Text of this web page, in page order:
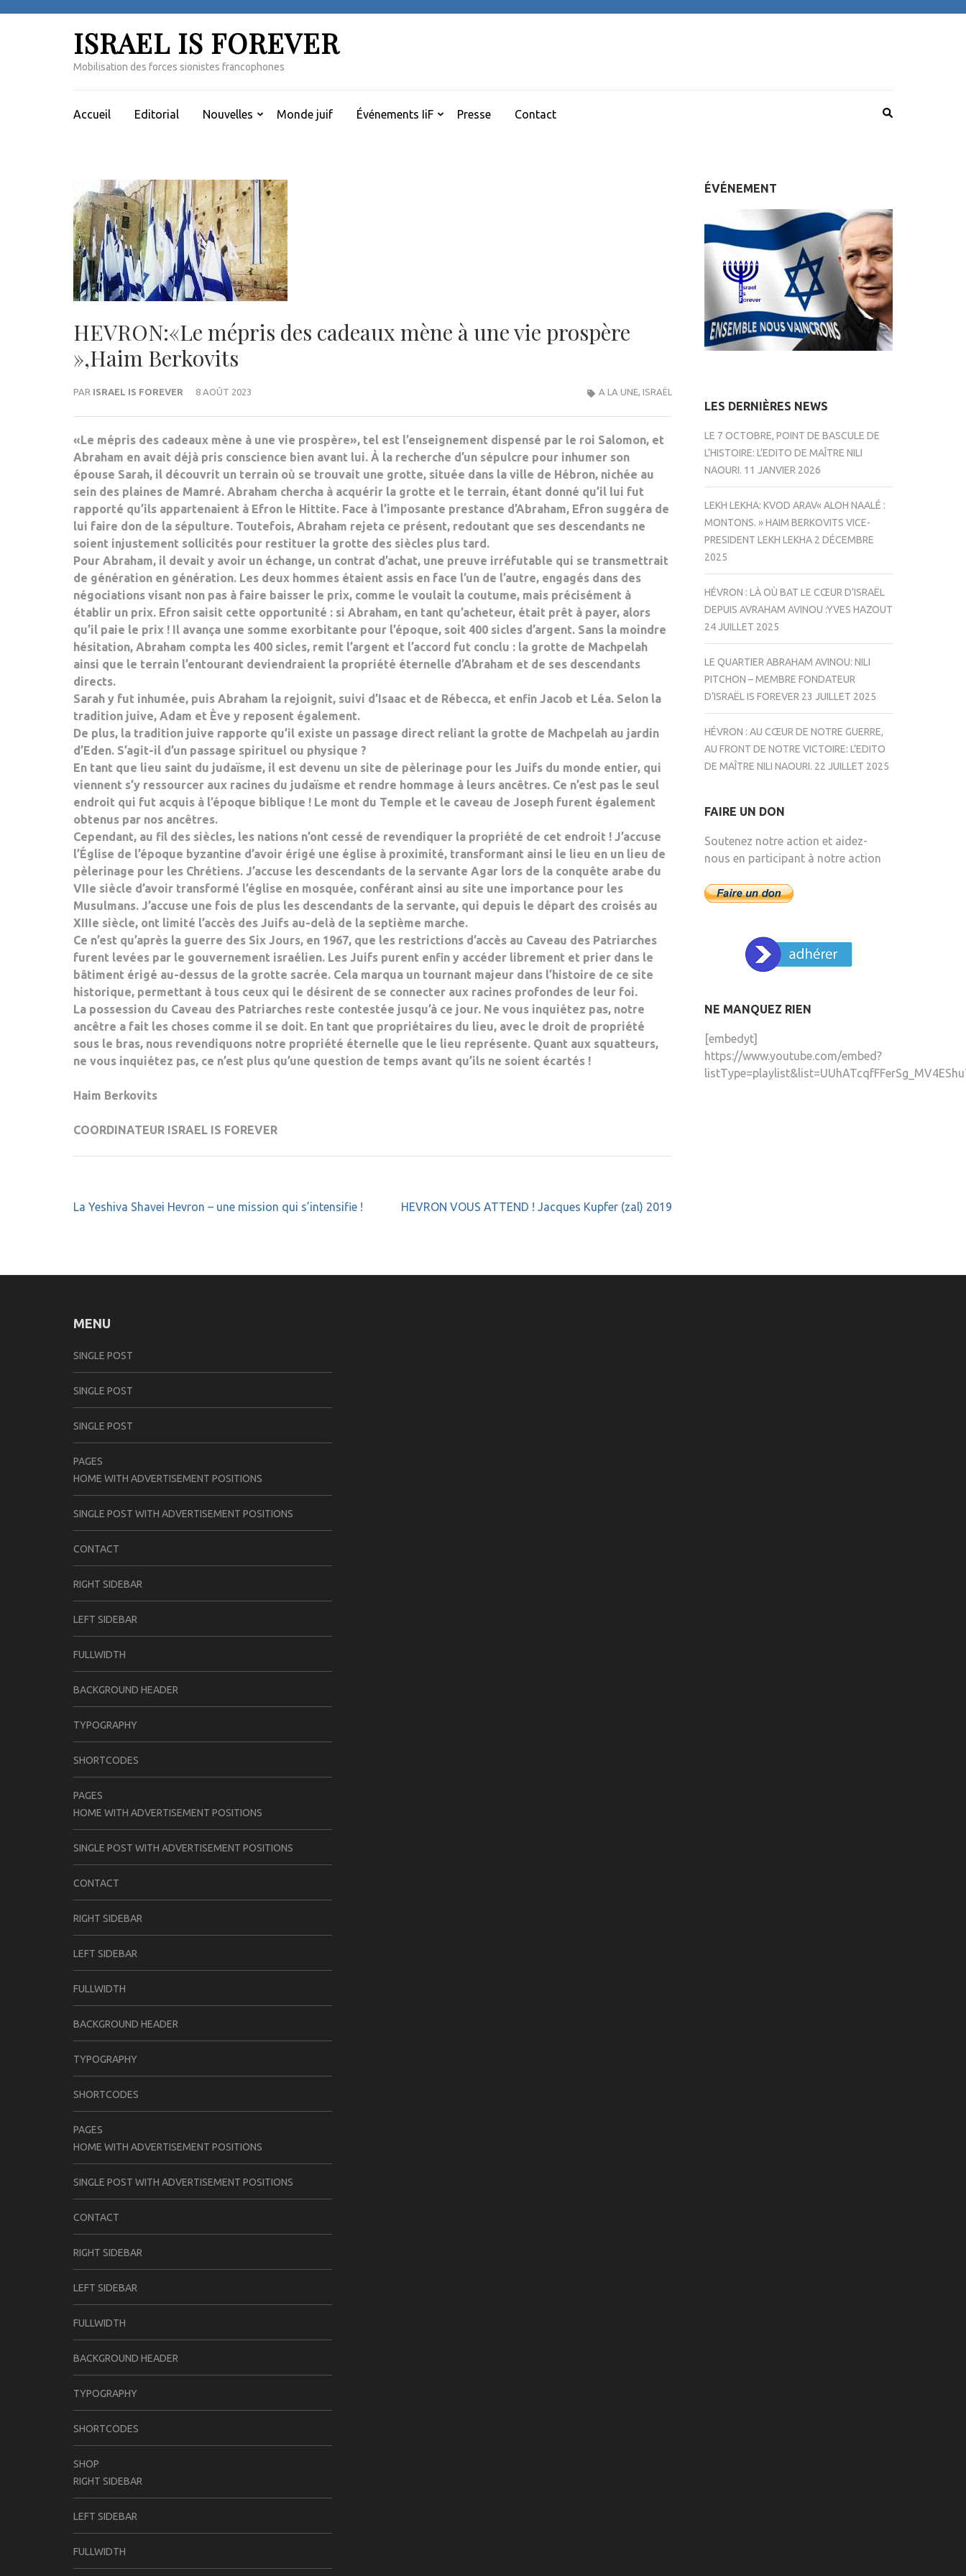
ISRAEL IS FOREVER
Mobilisation des forces sionistes francophones
Accueil Editorial Nouvelles Monde juif Événements IiF Presse Contact
HEVRON:«Le mépris des cadeaux mène à une vie prospère
»,Haim Berkovits
PAR ISRAEL IS FOREVER 8 AOÛT 2023 A LA UNE, ISRAËL
«Le mépris des cadeaux mène à une vie prospère», tel est l’enseignement dispensé par le roi Salomon, et
Abraham en avait déjà pris conscience bien avant lui. À la recherche d’un sépulcre pour inhumer son
épouse Sarah, il découvrit un terrain où se trouvait une grotte, située dans la ville de Hébron, nichée au
sein des plaines de Mamré. Abraham chercha à acquérir la grotte et le terrain, étant donné qu’il lui fut
rapporté qu’ils appartenaient à Efron le Hittite. Face à l’imposante prestance d’Abraham, Efron suggéra de
lui faire don de la sépulture. Toutefois, Abraham rejeta ce présent, redoutant que ses descendants ne
soient injustement sollicités pour restituer la grotte des siècles plus tard.
Pour Abraham, il devait y avoir un échange, un contrat d’achat, une preuve irréfutable qui se transmettrait
de génération en génération. Les deux hommes étaient assis en face l’un de l’autre, engagés dans des
négociations visant non pas à faire baisser le prix, comme le voulait la coutume, mais précisément à
établir un prix. Efron saisit cette opportunité : si Abraham, en tant qu’acheteur, était prêt à payer, alors
qu’il paie le prix ! Il avança une somme exorbitante pour l’époque, soit 400 sicles d’argent. Sans la moindre
hésitation, Abraham compta les 400 sicles, remit l’argent et l’accord fut conclu : la grotte de Machpelah
ainsi que le terrain l’entourant deviendraient la propriété éternelle d’Abraham et de ses descendants
directs.
Sarah y fut inhumée, puis Abraham la rejoignit, suivi d’Isaac et de Rébecca, et enfin Jacob et Léa. Selon la
tradition juive, Adam et Ève y reposent également.
De plus, la tradition juive rapporte qu’il existe un passage direct reliant la grotte de Machpelah au jardin
d’Eden. S’agit-il d’un passage spirituel ou physique ?
En tant que lieu saint du judaïsme, il est devenu un site de pèlerinage pour les Juifs du monde entier, qui
viennent s’y ressourcer aux racines du judaïsme et rendre hommage à leurs ancêtres. Ce n’est pas le seul
endroit qui fut acquis à l’époque biblique ! Le mont du Temple et le caveau de Joseph furent également
obtenus par nos ancêtres.
Cependant, au fil des siècles, les nations n’ont cessé de revendiquer la propriété de cet endroit ! J’accuse
l’Église de l’époque byzantine d’avoir érigé une église à proximité, transformant ainsi le lieu en un lieu de
pèlerinage pour les Chrétiens. J’accuse les descendants de la servante Agar lors de la conquête arabe du
VIIe siècle d’avoir transformé l’église en mosquée, conférant ainsi au site une importance pour les
Musulmans. J’accuse une fois de plus les descendants de la servante, qui depuis le départ des croisés au
XIIIe siècle, ont limité l’accès des Juifs au-delà de la septième marche.
Ce n’est qu’après la guerre des Six Jours, en 1967, que les restrictions d’accès au Caveau des Patriarches
furent levées par le gouvernement israélien. Les Juifs purent enfin y accéder librement et prier dans le
bâtiment érigé au-dessus de la grotte sacrée. Cela marqua un tournant majeur dans l’histoire de ce site
historique, permettant à tous ceux qui le désirent de se connecter aux racines profondes de leur foi.
La possession du Caveau des Patriarches reste contestée jusqu’à ce jour. Ne vous inquiétez pas, notre
ancêtre a fait les choses comme il se doit. En tant que propriétaires du lieu, avec le droit de propriété
sous le bras, nous revendiquons notre propriété éternelle que le lieu représente. Quant aux squatteurs,
ne vous inquiétez pas, ce n’est plus qu’une question de temps avant qu’ils ne soient écartés !
Haim Berkovits
COORDINATEUR ISRAEL IS FOREVER
Navigation
La Yeshiva Shavei Hevron – une mission qui s’intensifie ! HEVRON VOUS ATTEND ! Jacques Kupfer (zal) 2019
ÉVÉNEMENT
LES DERNIÈRES NEWS
LE 7 OCTOBRE, POINT DE BASCULE DE
L’HISTOIRE: L’EDITO DE MAÎTRE NILI
NAOURI. 11 JANVIER 2026
LEKH LEKHA: KVOD ARAV« ALOH NAALÉ :
MONTONS. » HAIM BERKOVITS VICE-
PRESIDENT LEKH LEKHA 2 DÉCEMBRE
2025
HÉVRON : LÀ OÙ BAT LE CŒUR D’ISRAËL
DEPUIS AVRAHAM AVINOU :YVES HAZOUT
24 JUILLET 2025
LE QUARTIER ABRAHAM AVINOU: NILI
PITCHON – MEMBRE FONDATEUR
D’ISRAËL IS FOREVER 23 JUILLET 2025
HÉVRON : AU CŒUR DE NOTRE GUERRE,
AU FRONT DE NOTRE VICTOIRE: L’EDITO
DE MAÎTRE NILI NAOURI. 22 JUILLET 2025
FAIRE UN DON
Soutenez notre action et aidez-
nous en participant à notre action
NE MANQUEZ RIEN
[embedyt]
https://www.youtube.com/embed?
MENU
SINGLE POST
SINGLE POST
SINGLE POST
PAGES
HOME WITH ADVERTISEMENT POSITIONS
SINGLE POST WITH ADVERTISEMENT POSITIONS
CONTACT
RIGHT SIDEBAR
LEFT SIDEBAR
FULLWIDTH
BACKGROUND HEADER
TYPOGRAPHY
SHORTCODES
PAGES
HOME WITH ADVERTISEMENT POSITIONS
SINGLE POST WITH ADVERTISEMENT POSITIONS
CONTACT
RIGHT SIDEBAR
LEFT SIDEBAR
FULLWIDTH
BACKGROUND HEADER
TYPOGRAPHY
SHORTCODES
PAGES
HOME WITH ADVERTISEMENT POSITIONS
SINGLE POST WITH ADVERTISEMENT POSITIONS
CONTACT
RIGHT SIDEBAR
LEFT SIDEBAR
FULLWIDTH
BACKGROUND HEADER
TYPOGRAPHY
SHORTCODES
SHOP
RIGHT SIDEBAR
LEFT SIDEBAR
FULLWIDTH